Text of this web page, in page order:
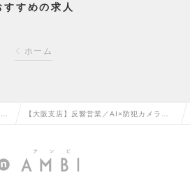
すすめの求人
ホーム
【大阪支店】反響営業／AI×防犯カメラで
人情報